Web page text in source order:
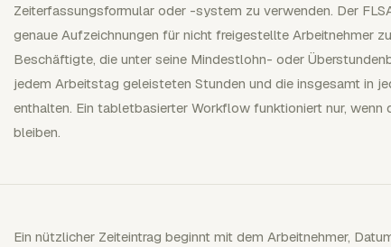
Zeiterfassungsformular oder -system zu verwenden. Der
genaue Aufzeichnungen für nicht freigestellte Arbeitnehmer
Beschäftigte, die unter seine Mindestlohn- oder
jedem Arbeitstag geleisteten Stunden und die insgesamt in
enthalten. Ein tabletbasierter Workflow funktioniert nur,
bleiben.
Ein nützlicher Zeiteintrag beginnt mit dem Arbeitnehmer,